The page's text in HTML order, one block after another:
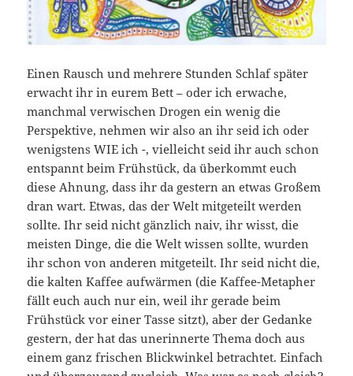
Einen Rausch und mehrere Stunden Schlaf später
erwacht ihr in eurem Bett – oder ich erwache,
manchmal verwischen Drogen ein wenig die
Perspektive, nehmen wir also an ihr seid ich oder
wenigstens WIE ich -, vielleicht seid ihr auch schon
entspannt beim Frühstück, da überkommt euch
diese Ahnung, dass ihr da gestern an etwas Großem
dran wart. Etwas, das der Welt mitgeteilt werden
sollte. Ihr seid nicht gänzlich naiv, ihr wisst, die
meisten Dinge, die die Welt wissen sollte, wurden
ihr schon von anderen mitgeteilt. Ihr seid nicht die,
die kalten Kaffee aufwärmen (die Kaffee-Metapher
fällt euch auch nur ein, weil ihr gerade beim
Frühstück vor einer Tasse sitzt), aber der Gedanke
gestern, der hat das unerinnerte Thema doch aus
einem ganz frischen Blickwinkel betrachtet. Einfach